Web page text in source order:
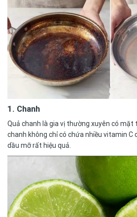
1. Chanh
Quả chanh là gia vị thường xuyên có mặt
chanh không chỉ có chứa nhiều vitamin C
dầu mỡ rất hiệu quả.